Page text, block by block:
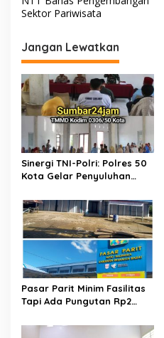
i
a
s
i
p
o
s
Sektor Pariwisata
Jangan Lewatkan
Sinergi TNI-Polri: Polres 50
Kota Gelar Penyuluhan
ke-129 Buluh Kasok
​Pasar Parit Minim Fasilitas
Tapi Ada Pungutan Rp2
Pasaman Barat Turun